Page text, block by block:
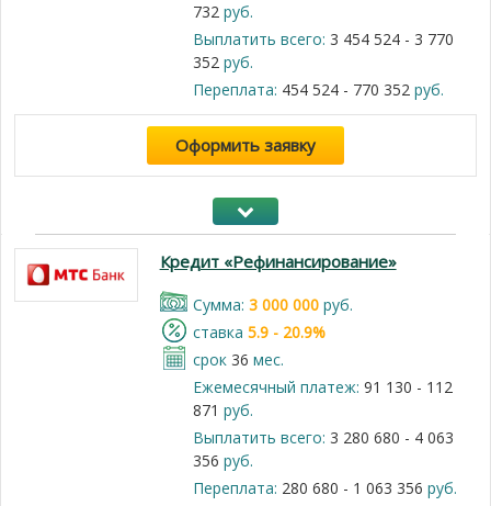
732руб.
Выплатить всего: 3 454 524 - 3 770
352руб.
Переплата: 454 524 - 770 352руб.
Оформить заявку
Кредит «Рефинансирование»
Cумма: 3 000 000руб.
cтавка 5.9 - 20.9%
срок 36 мес.
Ежемесячный платеж: 91 130 - 112
871 руб.
Выплатить всего: 3 280 680 - 4 063
356 руб.
Переплата: 280 680 - 1 063 356 руб.